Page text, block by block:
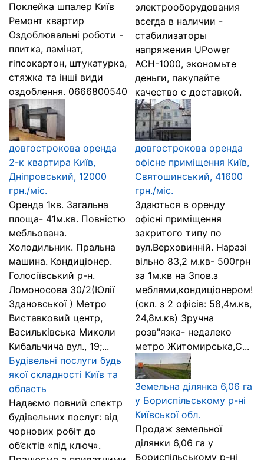
Поклейка шпалер Київ
Ремонт квартир
Оздоблювальні роботи -
плитка, ламінат,
гіпсокартон, штукатурка,
стяжка та інші види
оздоблення. 0666800540
электрооборудования
всегда в наличии -
стабилизаторы
напряжения UPower
АСН-1000, экономьте
деньги, пакупайте
качество с доставкой.
довгострокова оренда
2-к квартира Київ,
Дніпровський, 12000
грн./міс.
Оренда 1кв. Загальна
площа- 41м.кв. Повністю
мебльована.
Холодильник. Пральна
машина. Кондиціонер.
Голосіївський р-н.
Ломоносова 30/2(Юлії
Здановської ) Метро
Виставковий центр,
Васильківська Миколи
Кибальчича вул., 19;...
довгострокова оренда
офісне приміщення Київ,
Святошинський, 41600
грн./міс.
Здаються в оренду
офісні приміщення
закритого типу по
вул.Верховинній. Наразі
вільно 83,2 м.кв- 500грн
за 1м.кв на 3пов.з
меблями,кондиціонером!
(скл. з 2 офісів: 58,4м.кв,
24,8м.кв) Зручна
розв"язка- недалеко
метро Житомирська,С...
Будівельні послуги будь
якої складності Київ та
область
Надаємо повний спектр
будівельних послуг: від
чорнових робіт до
об’єктів «під ключ».
Земельна ділянка 6,06 га
у Бориспільському р-ні
Київської обл.
Продаж земельної
ділянки 6,06 га у
Бориспільському р-ні